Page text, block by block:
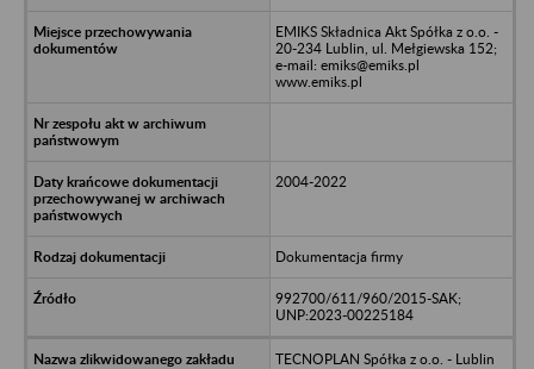
EMIKS Składnica Akt Spółka z o.o. -
20-234 Lublin, ul. Mełgiewska 152;
e-mail: emiks@emiks.pl
www.emiks.pl
2004-2022
Dokumentacja firmy
992700/611/960/2015-SAK;
UNP:2023-00225184
TECNOPLAN Spółka z o.o. - Lublin